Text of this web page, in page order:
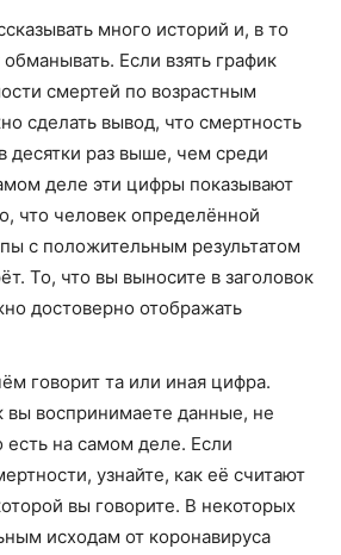
много историй и, в то
Если взять график
смертей по возрастным
сделать вывод, что смертность
десятки раз выше, чем среди
деле эти цифры показывают
что человек определённой
с положительным результатом
То, что вы выносите в заголовок
достоверно отображать
говорит та или иная цифра.
вы воспринимаете данные, не
есть на самом деле. Если
узнайте, как её считают
вы говорите. В некоторых
исходам от коронавируса